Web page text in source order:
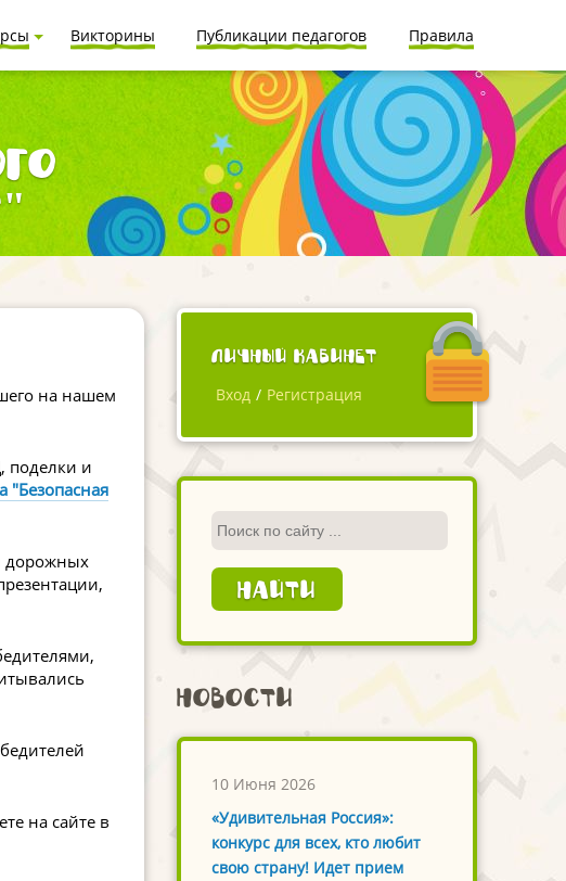
Викторины Публикации педагогов Правила
на нашем
поделки и
"Безопасная
дорожных
на сайте в
Личный кабинет
Вход / Регистрация
Новости
10 Июня 2026
«Удивительная Россия»:
конкурс для всех, кто любит
свою страну! Идет прием